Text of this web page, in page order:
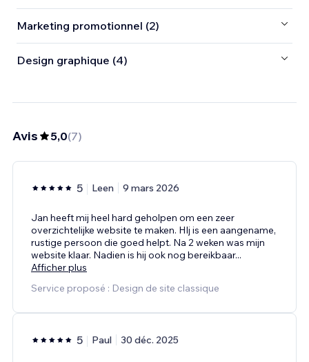
Marketing promotionnel (2)
Design graphique (4)
Avis 5,0(7)
5 Leen 9 mars 2026
Jan heeft mij heel hard geholpen om een zeer
overzichtelijke website te maken. HIj is een aangename,
rustige persoon die goed helpt. Na 2 weken was mijn
website klaar. Nadien is hij ook nog bereikbaar...
Afficher plus
Service proposé : Design de site classique
5 Paul 30 déc. 2025